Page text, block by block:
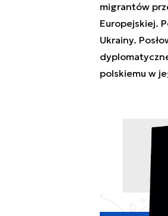
migrantów
Europejskiej.
Ukrainy.
polskiemu w